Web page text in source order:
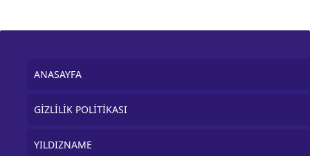
ANASAYFA
GİZLİLİK POLİTİKASI
YILDIZNAME